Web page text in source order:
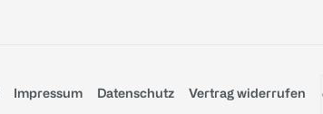
Impressum Datenschutz Vertrag widerrufen